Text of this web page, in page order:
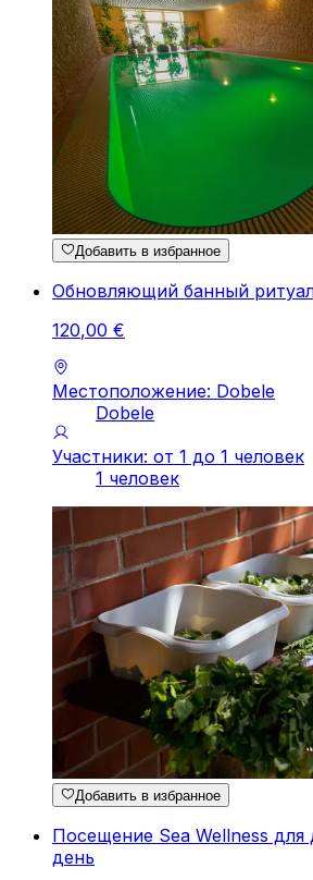
Добавить в избранное
Обновляющий банный
120,00 €
Местоположение: Dobele
Dobele
Участники: от 1 до 1 человек
1 человек
Добавить в избранное
Посещение Sea Wellness для
день